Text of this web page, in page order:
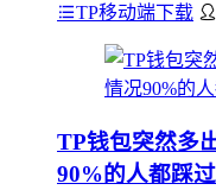
TP移动端下载
TP钱包突然多
90%的人都踩